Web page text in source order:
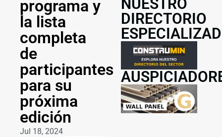
programa y
la lista
completa
de
participantes
para su
próxima
edición
Jul 18, 2024
NUESTRO
DIRECTORIO